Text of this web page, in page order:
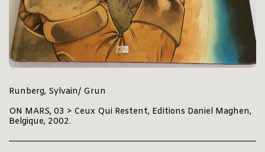
Runberg, Sylvain/ Grun
ON MARS, 03 > Ceux Qui Restent, Editions Daniel Maghen,
Belgique, 2002.